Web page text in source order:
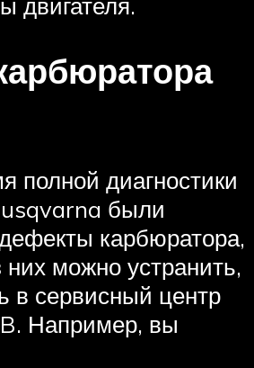
полной диагностики
были
карбюратора,
них можно устранить,
в сервисный центр
Например, вы